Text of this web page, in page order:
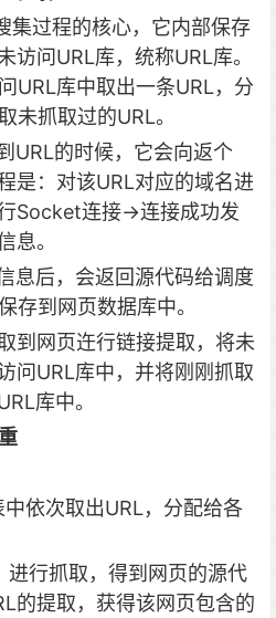
集过程的核心，它内部保存
访问URL库，统称URL库。
URL库中取出一条URL，分
未抓取过的URL。
URL的时候，它会向返个
是：对该URL对应的域名进
Socket连接->连接成功发
息。
息后，会返回源代码给调度
存到网页数据库中。
到网页迕行链接提取，将未
问URL库中，并将刚刚抓取
库中。
依次取出URL，分配给各
进行抓取，得到网页的源代
的提取，获得该网页包含的